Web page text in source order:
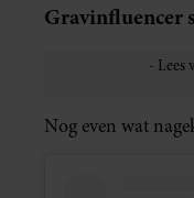
Gravinfluencer
Nog even wat